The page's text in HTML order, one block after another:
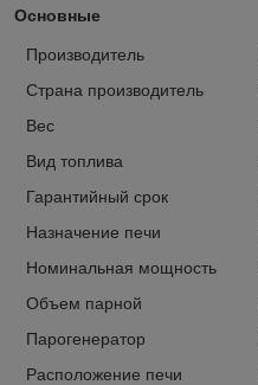
Основные
Производитель
Страна производитель
Вес
Вид топлива
Гарантийный срок
Назначение печи
Номинальная мощность
Объем парной
Парогенератор
Расположение печи